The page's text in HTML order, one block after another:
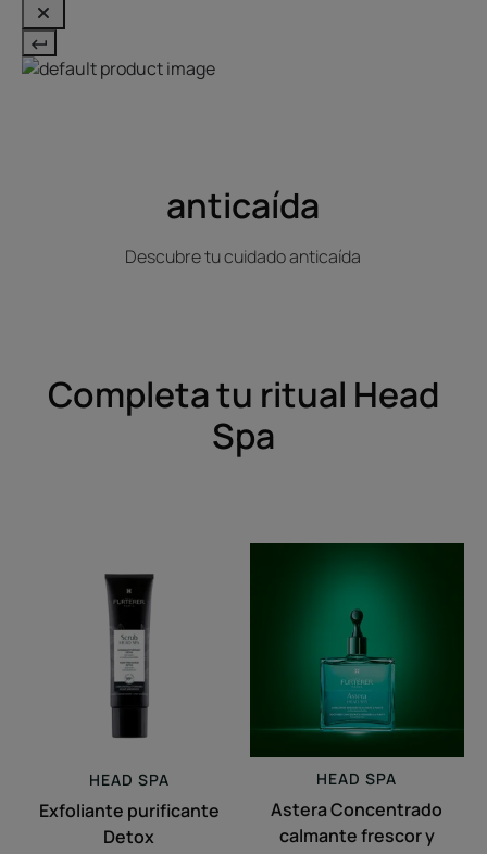
anticaída
Descubre tu cuidado anticaída
Completa tu ritual Head
Spa
purificante
Detox
HEAD SPA
Exfoliante purificante
Detox
calmante
frescor
y
pureza
HEAD SPA
Astera Concentrado
calmante frescor y